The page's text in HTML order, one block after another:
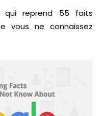
qui reprend 55 faits
vous ne connaissez